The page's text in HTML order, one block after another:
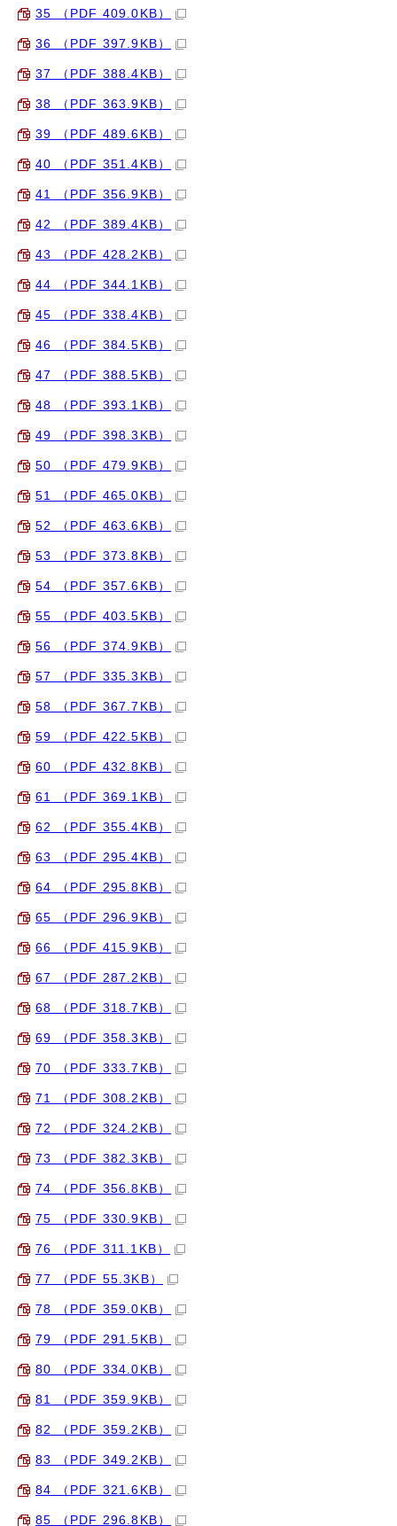
35 （PDF 409.0KB）
36 （PDF 397.9KB）
37 （PDF 388.4KB）
38 （PDF 363.9KB）
39 （PDF 489.6KB）
40 （PDF 351.4KB）
41 （PDF 356.9KB）
42 （PDF 389.4KB）
43 （PDF 428.2KB）
44 （PDF 344.1KB）
45 （PDF 338.4KB）
46 （PDF 384.5KB）
47 （PDF 388.5KB）
48 （PDF 393.1KB）
49 （PDF 398.3KB）
50 （PDF 479.9KB）
51 （PDF 465.0KB）
52 （PDF 463.6KB）
53 （PDF 373.8KB）
54 （PDF 357.6KB）
55 （PDF 403.5KB）
56 （PDF 374.9KB）
57 （PDF 335.3KB）
58 （PDF 367.7KB）
59 （PDF 422.5KB）
60 （PDF 432.8KB）
61 （PDF 369.1KB）
62 （PDF 355.4KB）
63 （PDF 295.4KB）
64 （PDF 295.8KB）
65 （PDF 296.9KB）
66 （PDF 415.9KB）
67 （PDF 287.2KB）
68 （PDF 318.7KB）
69 （PDF 358.3KB）
70 （PDF 333.7KB）
71 （PDF 308.2KB）
72 （PDF 324.2KB）
73 （PDF 382.3KB）
74 （PDF 356.8KB）
75 （PDF 330.9KB）
76 （PDF 311.1KB）
77 （PDF 55.3KB）
78 （PDF 359.0KB）
79 （PDF 291.5KB）
80 （PDF 334.0KB）
81 （PDF 359.9KB）
82 （PDF 359.2KB）
83 （PDF 349.2KB）
84 （PDF 321.6KB）
85 （PDF 296.8KB）